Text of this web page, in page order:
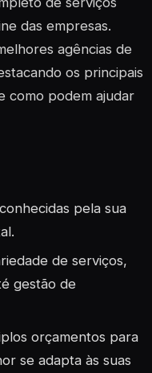
das empresas.
agências de
os principais
como podem ajudar
pela sua
de serviços,
gestão de
orçamentos para
se adapta às suas